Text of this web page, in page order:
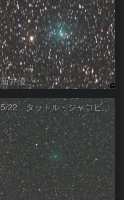
新井優
5/22 タットル・ジャコビニ・クレサーク彗星（41P）